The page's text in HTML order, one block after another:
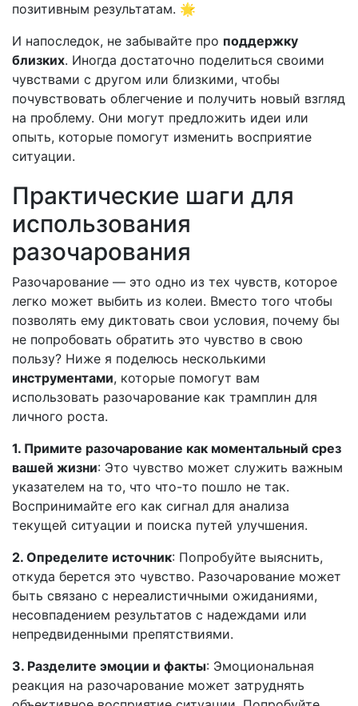
позитивным результатам. 🌟
И напоследок, не забывайте про поддержку
близких. Иногда достаточно поделиться своими
чувствами с другом или близкими, чтобы
почувствовать облегчение и получить новый взгляд
на проблему. Они могут предложить идеи или
опыть, которые помогут изменить восприятие
ситуации.
Практические шаги для
использования
разочарования
Разочарование — это одно из тех чувств, которое
легко может выбить из колеи. Вместо того чтобы
позволять ему диктовать свои условия, почему бы
не попробовать обратить это чувство в свою
пользу? Ниже я поделюсь несколькими
инструментами, которые помогут вам
использовать разочарование как трамплин для
личного роста.
1. Примите разочарование как моментальный срез
вашей жизни: Это чувство может служить важным
указателем на то, что что-то пошло не так.
Воспринимайте его как сигнал для анализа
текущей ситуации и поиска путей улучшения.
2. Определите источник: Попробуйте выяснить,
откуда берется это чувство. Разочарование может
быть связано с нереалистичными ожиданиями,
несовпадением результатов с надеждами или
непредвиденными препятствиями.
3. Разделите эмоции и факты: Эмоциональная
реакция на разочарование может затруднять